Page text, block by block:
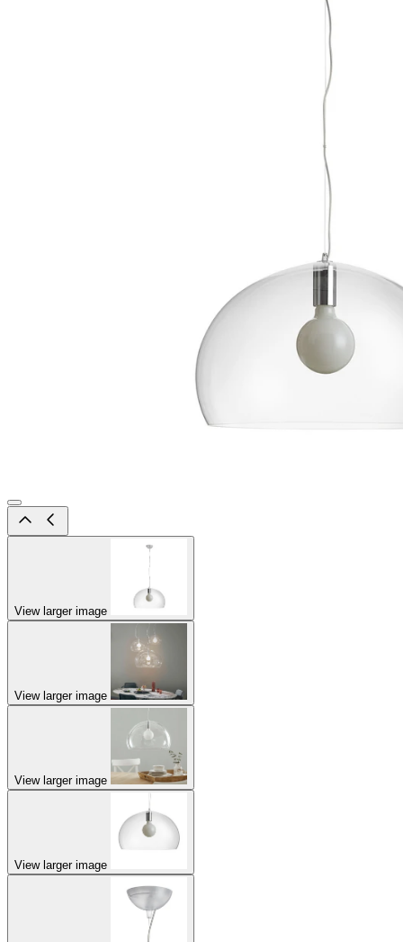
View larger image
View larger image
View larger image
View larger image